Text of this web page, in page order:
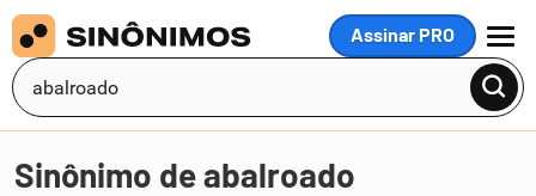
Assinar PRO
MENU
Sinônimo de abalroado